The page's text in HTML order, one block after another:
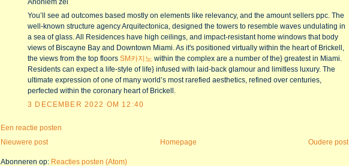
You’ll see ad outcomes based mostly on elements like relevancy, and the amount sellers ppc. The
well-known structure agency Arquitectonica, designed the towers to resemble waves undulating in
a sea of glass. All Residences have high ceilings, and impact-resistant home windows that body
views of Biscayne Bay and Downtown Miami. As it's positioned virtually within the heart of Brickell,
the views from the top floors SM카지노 within the complex are a number of the} greatest in Miami.
Residents can expect a life-style of life} infused with laid-back glamour and limitless luxury. The
ultimate expression of one of many world’s most rarefied aesthetics, refined over centuries,
perfected within the coronary heart of Brickell.
3 DECEMBER 2022 OM 12:40
Een reactie posten
Nieuwere post
Oudere post
Homepage
Abonneren op: Reacties posten (Atom)